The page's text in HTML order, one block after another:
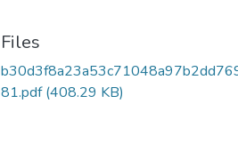
Files
81.pdf(408.29 KB)